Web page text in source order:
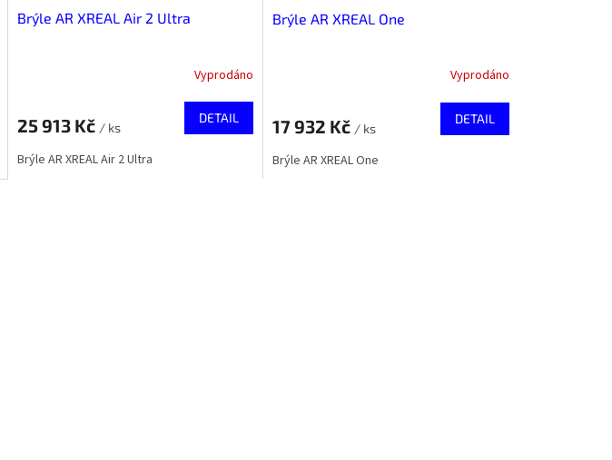
Brýle AR XREAL Air 2 Ultra
Vyprodáno
25 913 Kč / ks
DETAIL
Brýle AR XREAL Air 2 Ultra
Brýle AR XREAL One
Vyprodáno
17 932 Kč / ks
DETAIL
Brýle AR XREAL One